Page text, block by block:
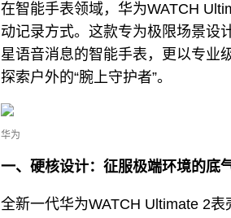
在智能手表领域，华为WATCH
动记录方式。这款专为极限场景设
星语音消息的智能手表，更以专业
探索户外的“腕上守护者”。‌
华为
一、硬核设计：征服极端环境的底
全新一代华为WATCH Ultimate 2